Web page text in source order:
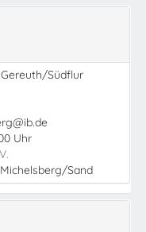
Südflur
Uhr
Sand